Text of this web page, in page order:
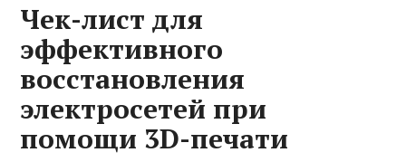
Чек-лист для
эффективного
восстановления
электросетей при
помощи 3D-печати